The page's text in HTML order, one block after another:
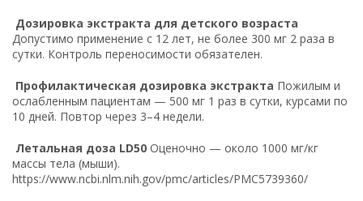
Дозировка экстракта для детского возраста
Допустимо применение с 12 лет, не более 300 мг 2 раза в
сутки. Контроль переносимости обязателен.
Профилактическая дозировка экстракта Пожилым и
ослабленным пациентам — 500 мг 1 раз в сутки, курсами по
10 дней. Повтор через 3–4 недели.
Летальная доза LD50 Оценочно — около 1000 мг/кг
массы тела (мыши).
https://www.ncbi.nlm.nih.gov/pmc/articles/PMC5739360/